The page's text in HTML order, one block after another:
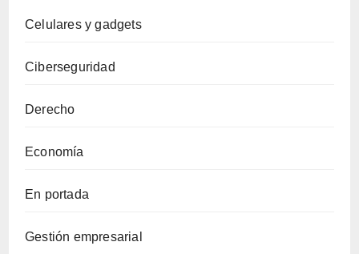
Celulares y gadgets
Ciberseguridad
Derecho
Economía
En portada
Gestión empresarial